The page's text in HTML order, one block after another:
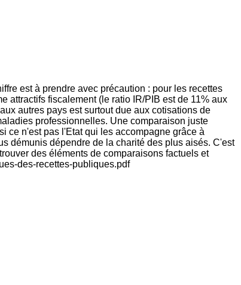
est à prendre avec précaution : pour les recettes
attractifs fiscalement (le ratio IR/PIB est de 11% aux
autres pays est surtout due aux cotisations de
professionnelles. Une comparaison juste
ce n'est pas l'Etat qui les accompagne grâce à
démunis dépendre de la charité des plus aisés. C'est
des éléments de comparaisons factuels et
des-recettes-publiques.pdf